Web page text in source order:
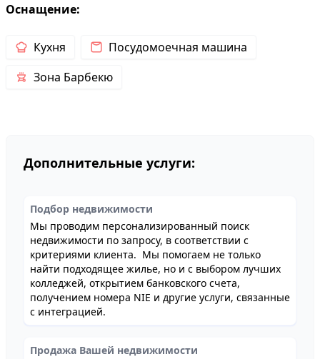
Оснащение:
Кухня
Посудомоечная машина
Зона Барбекю
Дополнительные услуги:
Подбор недвижимости
Мы проводим персонализированный поиск
недвижимости по запросу, в соответствии с
критериями клиента. Мы помогаем не только
найти подходящее жилье, но и с выбором лучших
колледжей, открытием банковского счета,
получением номера NIE и другие услуги, связанные
с интеграцией.
Продажа Вашей недвижимости